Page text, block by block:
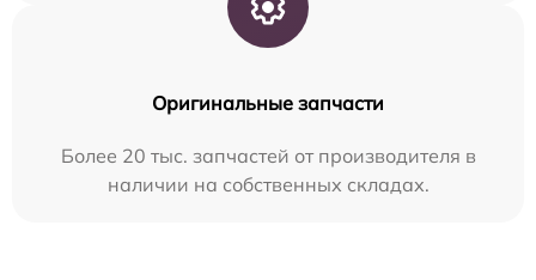
Оригинальные запчасти
Более 20 тыс. запчастей от производителя в
наличии на собственных складах.